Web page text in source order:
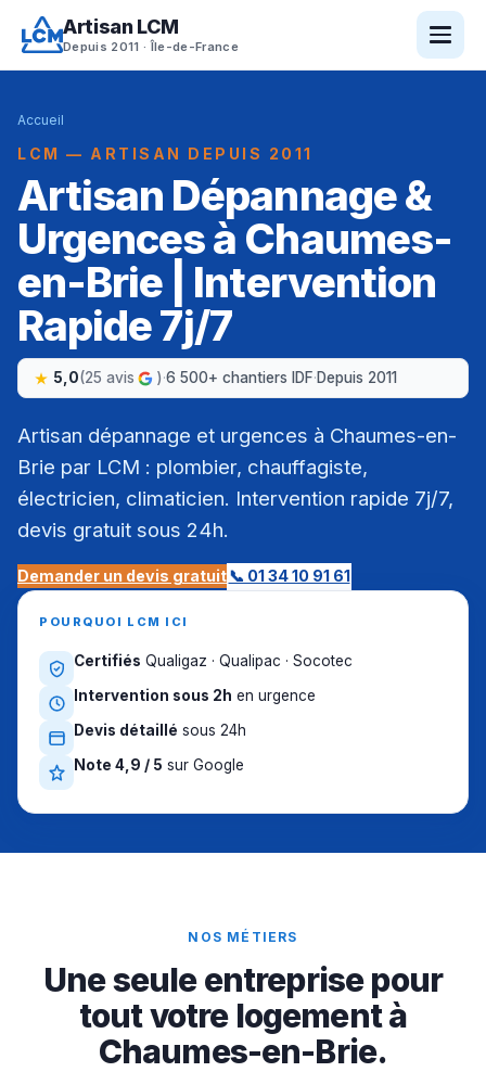
Artisan LCM
Depuis 2011 · Île-de-France
Accueil
LCM — ARTISAN DEPUIS 2011
Artisan Dépannage &
Urgences à Chaumes-
en-Brie | Intervention
Rapide 7j/7
5,0(25 avis )·6 500+ chantiers IDF·Depuis 2011
Artisan dépannage et urgences à Chaumes-en-
Brie par LCM : plombier, chauffagiste,
électricien, climaticien. Intervention rapide 7j/7,
devis gratuit sous 24h.
Demander un devis gratuit📞 01 34 10 91 61
POURQUOI LCM ICI
Certifiés Qualigaz · Qualipac · Socotec
Intervention sous 2h en urgence
Devis détaillé sous 24h
Note 4,9 / 5 sur Google
NOS MÉTIERS
Une seule entreprise pour
tout votre logement à
Chaumes-en-Brie.